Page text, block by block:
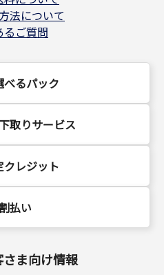
法について
るご質問
べるパック
取りサービス
クレジット
払い
ま向け情報